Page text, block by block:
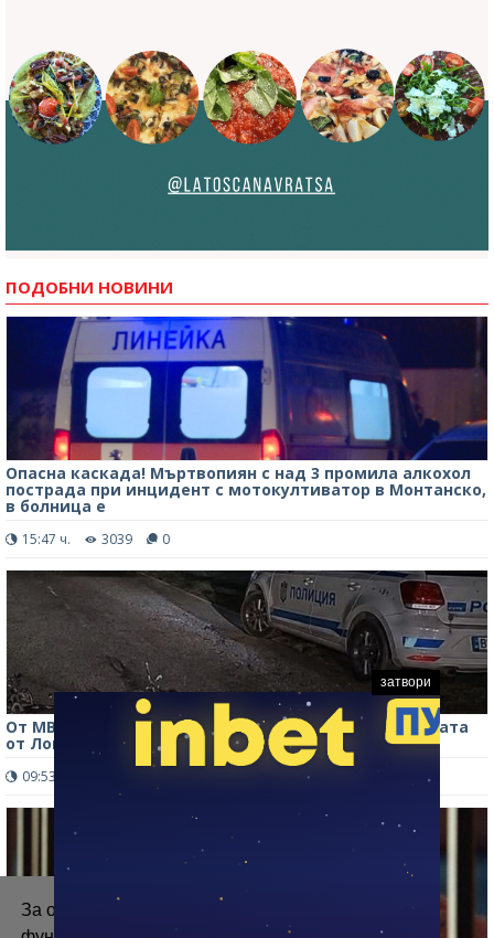
За осигуряване на правилното
ПОДОБНИ НОВИНИ
Опасна каскада! Мъртвопиян с над 3 промила алкохол
пострада при инцидент с мотокултиватор в Монтанско,
в болница е
15:47 ч. 3039 0
От МВР потвърдиха за тежкия инцидент с момчетата
от Лом, ударили се с мотори в Ковачица
09:53 ч.
затвори